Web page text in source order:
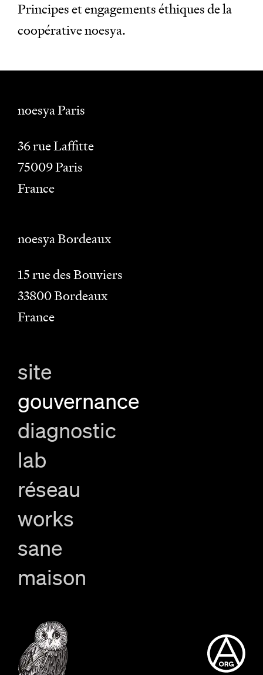
Principes et engagements éthiques de la
coopérative noesya.
noesya Paris
36 rue Laffitte
75009Paris
France
noesya Bordeaux
15 rue des Bouviers
33800Bordeaux
France
site
gouvernance
diagnostic
lab
réseau
works
sane
maison